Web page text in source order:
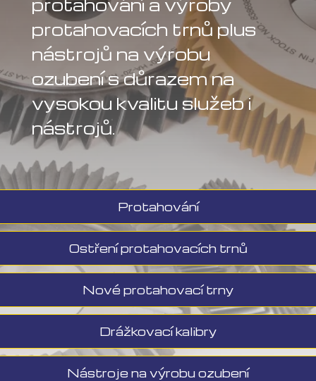
protahování a výroby
protahovacích trnů plus
nástrojů na výrobu
ozubení s důrazem na
vysokou kvalitu služeb i
nástrojů.
Protahování
Ostření protahovacích trnů
Nové protahovací trny
Drážkovací kalibry
Nástroje na výrobu ozubení